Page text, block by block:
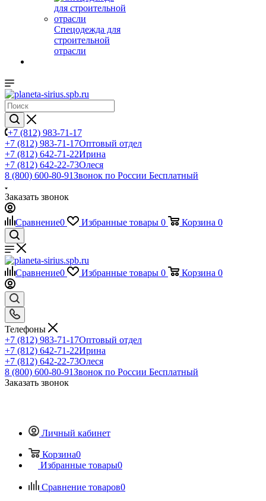
Спецодежда для
строительной
отрасли
+7 (812) 983-71-17
+7 (812) 983-71-17Оптовый отдел
+7 (812) 642-71-22Ирина
+7 (812) 642-22-73Олеся
8 (800) 600-80-91Звонок по России Бесплатный
Заказать звонок
Сравнение0 Избранные товары 0 Корзина 0
Сравнение0 Избранные товары 0 Корзина 0
Телефоны
+7 (812) 983-71-17Оптовый отдел
+7 (812) 642-71-22Ирина
+7 (812) 642-22-73Олеся
8 (800) 600-80-91Звонок по России Бесплатный
Заказать звонок
Личный кабинет
Корзина0
Избранные товары0
Сравнение товаров0